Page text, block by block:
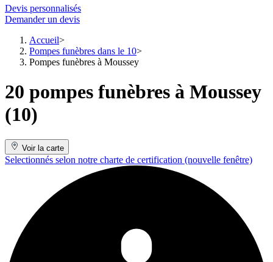
Devis personnalisés
Demander un devis
Accueil
Pompes funèbres dans le 10
Pompes funèbres à Moussey
20 pompes funèbres à Moussey
(10)
Voir la carte
Selectionnés selon notre charte de certification (nouvelle fenêtre)